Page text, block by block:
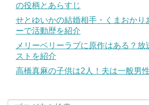
の役柄とあらすじ
せとゆいかの結婚相手・くまおかり
ーで活動歴を紹介
メリーベリーラブに原作はある？放
ストを紹介
高橋真麻の子供は2人！夫は一般男